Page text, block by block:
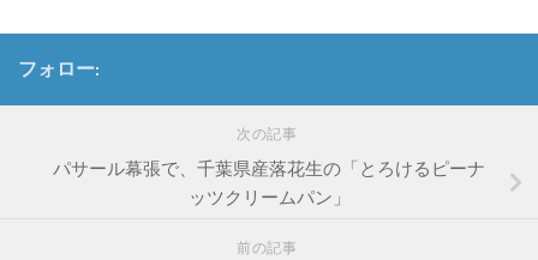
フォロー:
次の記事
パサール幕張で、千葉県産落花生の「とろけるピーナ
ッツクリームパン」
前の記事